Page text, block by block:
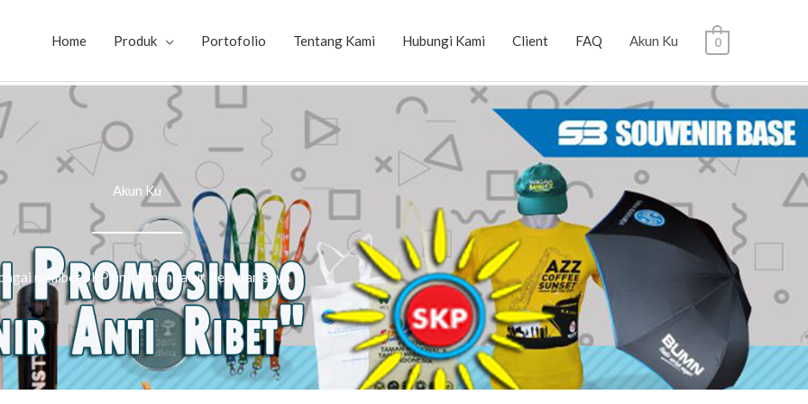
Home Produk Portofolio Tentang Kami Hubungi Kami Client FAQ Akun Ku 0
Akun Ku
member SKP untuk mengatur Pesanan saya